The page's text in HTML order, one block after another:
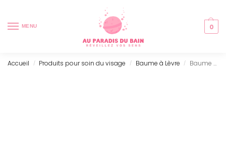
MENU 0
Accueil / Produits pour soin du visage / Baume à Lèvre / Baume à Lèvre – Mangue & Fruit de la Passion